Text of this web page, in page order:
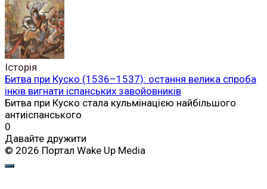
Історія
Битва при Куско (1536–1537): остання велика спроба
інків вигнати іспанських завойовників
Битва при Куско стала кульмінацією найбільшого
антиіспанського
0
Давайте дружити
© 2026 Портал Wake Up Media